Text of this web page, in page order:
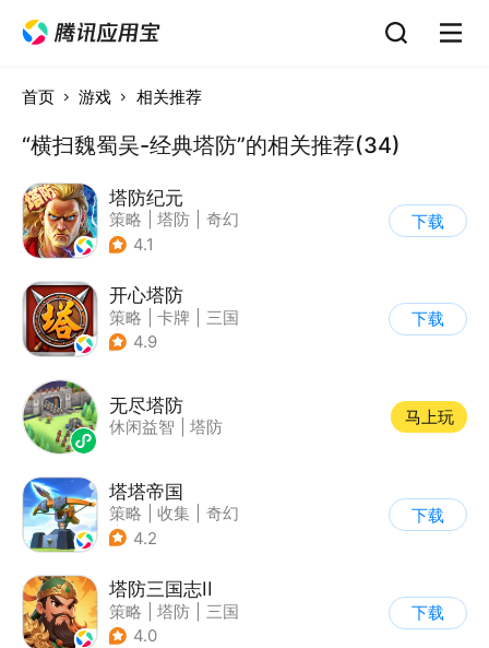
首页 游戏 相关推荐
“横扫魏蜀吴-经典塔防”的相关推荐(34)
塔防纪元
策略 塔防
奇幻
| 欧美风
4.1
下载
开心塔防
策略 卡牌
三国
| 中国风
4.9
下载
无尽塔防
休闲益智 塔防
马上玩
塔塔帝国
策略 收集
奇幻
| 卡通
4.2
下载
塔防三国志II
策略 塔防
三国
| 卡通
4.0
下载